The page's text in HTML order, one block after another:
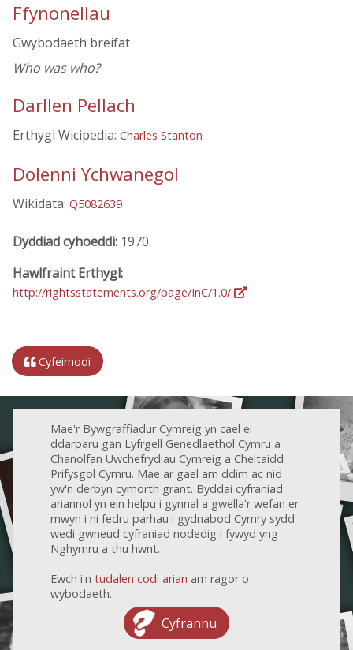
Ffynonellau
Gwybodaeth breifat
Who was who?
Darllen Pellach
Erthygl Wicipedia: Charles Stanton
Dolenni Ychwanegol
Wikidata: Q5082639
Dyddiad cyhoeddi: 1970
Hawlfraint Erthygl:
http://rightsstatements.org/page/InC/1.0/
Cyfeirnodi
Mae'r Bywgraffiadur Cymreig yn cael ei
ddarparu gan Lyfrgell Genedlaethol Cymru a
Chanolfan Uwchefrydiau Cymreig a Cheltaidd
Prifysgol Cymru. Mae ar gael am ddim ac nid
yw'n derbyn cymorth grant. Byddai cyfraniad
ariannol yn ein helpu i gynnal a gwella'r wefan er
mwyn i ni fedru parhau i gydnabod Cymry sydd
wedi gwneud cyfraniad nodedig i fywyd yng
Nghymru a thu hwnt.
Ewch i'n tudalen codi arian am ragor o
wybodaeth.
Cyfrannu